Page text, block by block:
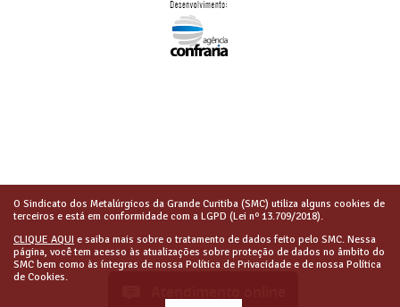
O Sindicato dos Metalúrgicos da Grande Curitiba (SMC) utiliza alguns cookies de
terceiros e está em conformidade com a LGPD (Lei nº 13.709/2018).
CLIQUE AQUI e saiba mais sobre o tratamento de dados feito pelo SMC. Nessa
página, você tem acesso às atualizações sobre proteção de dados no âmbito do
SMC bem como às íntegras de nossa Política de Privacidade e de nossa Política
de Cookies.